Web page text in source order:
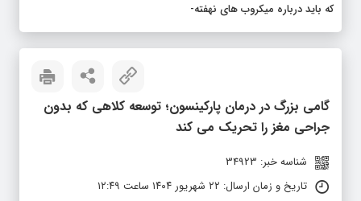
که باید درباره میکروب های نهفته بدانید
گامی بزرگ در درمان پارکینسون؛ توسعه کلاهی که بدون
جراحی مغز را تحریک می کند
شناسه خبر: 34923
تاریخ و زمان ارسال: ۲۲ شهریور ۱۴۰۴ ساعت ۱۲:۴۹